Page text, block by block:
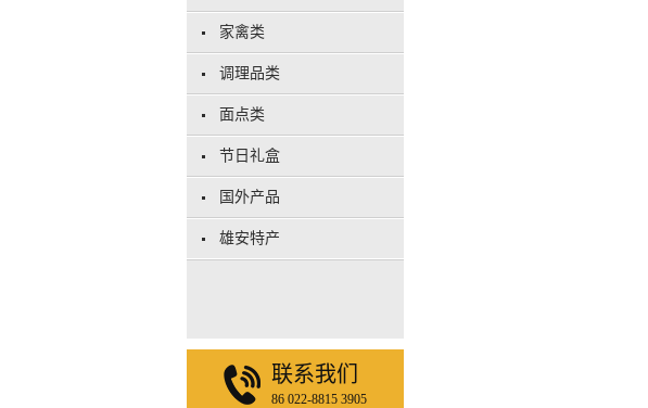
家禽类
调理品类
面点类
节日礼盒
国外产品
雄安特产
联系我们
86 022-8815 3905